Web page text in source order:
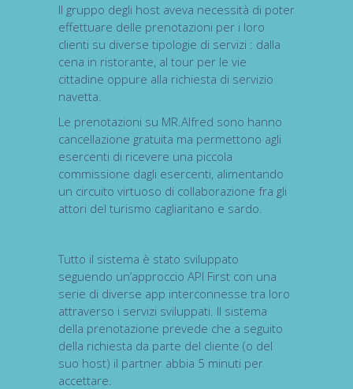
Il gruppo degli host aveva necessità di poter
effettuare delle prenotazioni per i loro
clienti su diverse tipologie di servizi : dalla
cena in ristorante, al tour per le vie
cittadine oppure alla richiesta di servizio
navetta.
Le prenotazioni su MR.Alfred sono hanno
cancellazione gratuita ma permettono agli
esercenti di ricevere una piccola
commissione dagli esercenti, alimentando
un circuito virtuoso di collaborazione fra gli
attori del turismo cagliaritano e sardo.
Tutto il sistema è stato sviluppato
seguendo un’approccio API First con una
serie di diverse app interconnesse tra loro
attraverso i servizi sviluppati. Il sistema
della prenotazione prevede che a seguito
della richiesta da parte del cliente (o del
suo host) il partner abbia 5 minuti per
accettare.